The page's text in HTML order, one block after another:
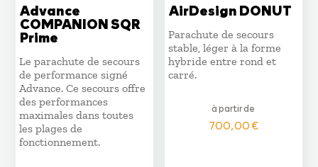
Advance
COMPANION SQR
Prime
Le parachute de secours
de performance signé
Advance. Ce secours offre
des performances
maximales dans toutes
les plages de
fonctionnement.
AirDesign DONUT
Parachute de secours
stable, léger à la forme
hybride entre rond et
carré.
à partir de
700,00€